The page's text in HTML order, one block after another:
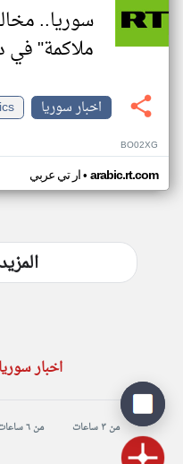
سوريا..
ملاكمة" في
اخبار سوريا
BO02XG
ار تي عربي• arabic.rt.com
اخبار
من ٣ ساعات من ٦ ساعات